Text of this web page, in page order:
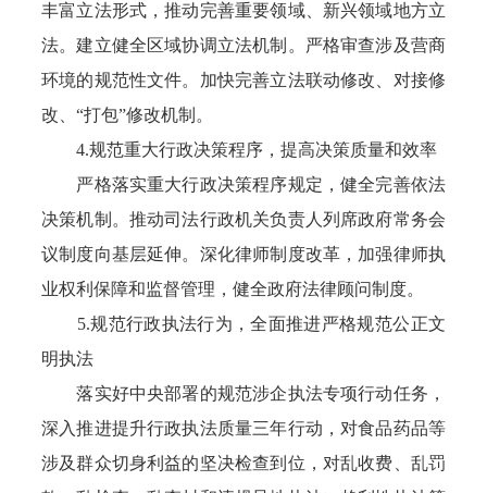
丰富立法形式，推动完善重要领域、新兴领域地方立
法。建立健全区域协调立法机制。严格审查涉及营商
环境的规范性文件。加快完善立法联动修改、对接修
改、“打包”修改机制。
4.规范重大行政决策程序，提高决策质量和效率
严格落实重大行政决策程序规定，健全完善依法
决策机制。推动司法行政机关负责人列席政府常务会
议制度向基层延伸。深化律师制度改革，加强律师执
业权利保障和监督管理，健全政府法律顾问制度。
5.规范行政执法行为，全面推进严格规范公正文
明执法
落实好中央部署的规范涉企执法专项行动任务，
深入推进提升行政执法质量三年行动，对食品药品等
涉及群众切身利益的坚决检查到位，对乱收费、乱罚